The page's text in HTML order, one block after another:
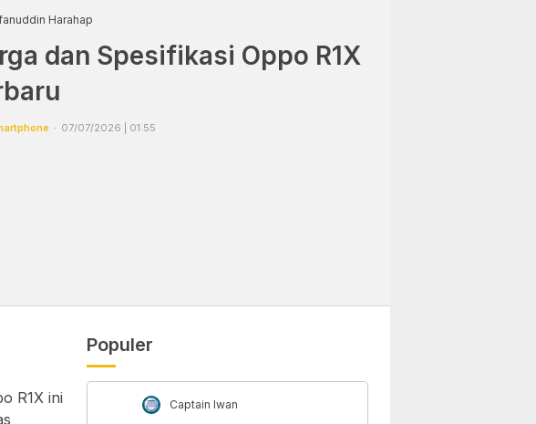
Harahap
dan Spesifikasi Oppo R1X
07/07/2026 | 01:55
R1X ini
Populer
Captain Iwan